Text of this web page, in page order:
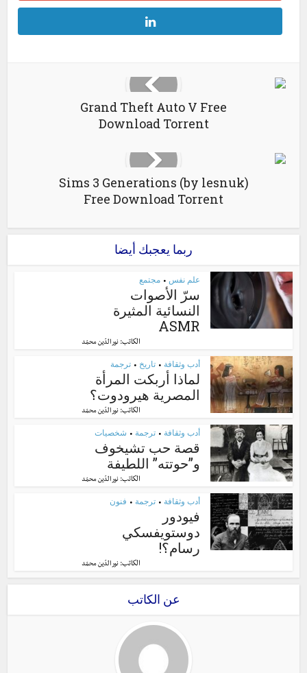
Grand Theft Auto V Free
Download Torrent
Sims 3 Generations (by lesnuk)
Free Download Torrent
ربما يعجبك أيضا
علم نفس • مجتمع
سرّ الأصوات
النسائية المثيرة
ASMR
الكاتب:نور الدّين محمّد
أدب وثقافة • تاريخ • ترجمة
لماذا أربكت المرأة
المصرية هيرودوت؟
الكاتب:نور الدّين محمّد
أدب وثقافة • ترجمة • شخصيات
قصة حب تشيخوف
و”حوتته” اللطيفة
الكاتب:نور الدّين محمّد
أدب وثقافة • ترجمة • فنون
فيودور
دوستويفسكي
رسام؟!
الكاتب:نور الدّين محمّد
عن الكاتب